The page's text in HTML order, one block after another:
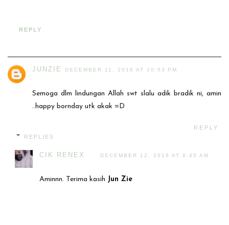
REPLY
JUNZIE DECEMBER 11, 2016 AT 10:53 PM
Semoga dlm lindungan Allah swt slalu adik bradik ni, amin
..happy bornday utk akak =D
REPLY
REPLIES
CIK RENEX DECEMBER 12, 2016 AT 8:45 AM
Aminnn. Terima kasih Jun Zie